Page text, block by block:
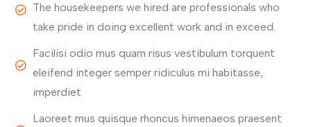
The housekeepers we hired are professionals who
take pride in doing excellent work and in exceed.
Facilisi odio mus quam risus vestibulum torquent
eleifend integer semper ridiculus mi habitasse,
imperdiet
Laoreet mus quisque rhoncus himenaeos praesent